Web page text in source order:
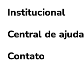
Institucional
Central de ajuda
Contato